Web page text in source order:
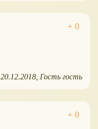
20.12.2018 Гость гость